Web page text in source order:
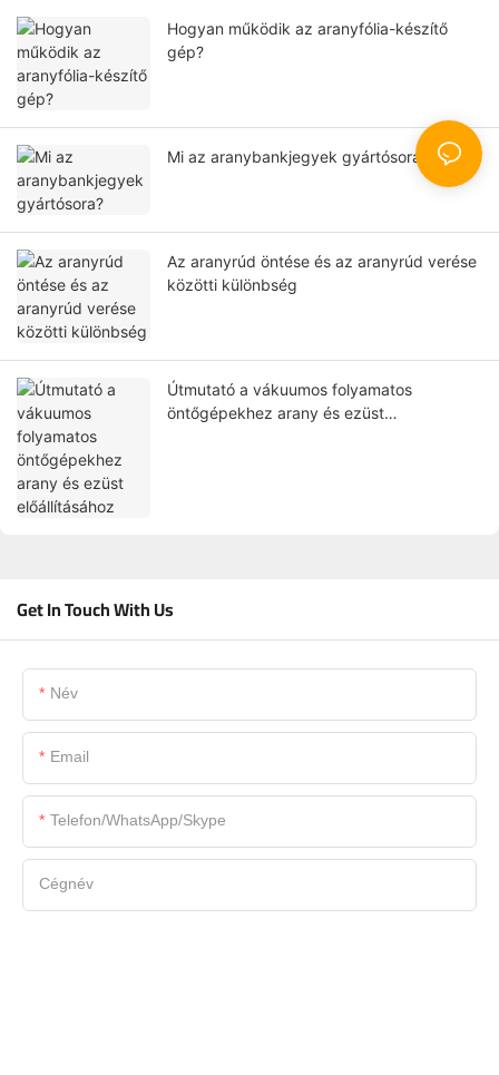
Hogyan működik az aranyfólia-készítő
gép?
Mi az aranybankjegyek gyártósora?
Az aranyrúd öntése és az aranyrúd verése
közötti különbség
Útmutató a vákuumos folyamatos
öntőgépekhez arany és ezüst
Get In Touch With Us
Név
Email
Telefon/WhatsApp/Skype
Cégnév